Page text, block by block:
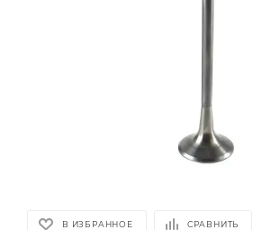
В ИЗБРАННОЕ СРАВНИТЬ